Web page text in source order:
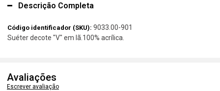
Descrição Completa
Código identificador (SKU): 9033.00-901
Suéter decote "V" em lã.100% acrílica.
Avaliações
Escrever avaliação